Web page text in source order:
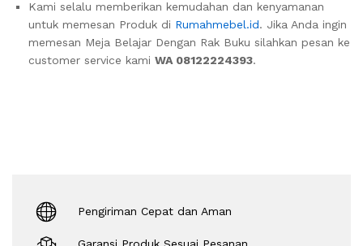
Kami selalu memberikan kemudahan dan kenyamanan
untuk memesan Produk di Rumahmebel.id. Jika Anda ingin
memesan Meja Belajar Dengan Rak Buku silahkan pesan ke
customer service kami WA 08122224393.
Pengiriman Cepat dan Aman